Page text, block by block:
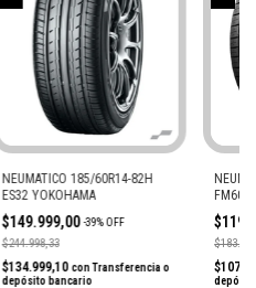
NEUMATICO 185/60R14-82H
ES32 YOKOHAMA
$149.999,00-39%OFF
$244.998,33
$134.999,10 con Transferencia o
depósito bancario
FM601